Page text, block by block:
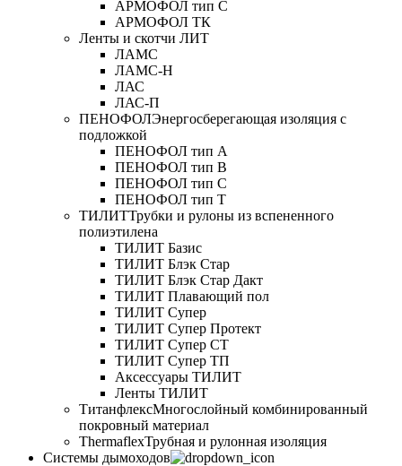
АРМОФОЛ тип C
АРМОФОЛ ТК
Ленты и скотчи ЛИТ
ЛАМС
ЛАМС-Н
ЛАС
ЛАС-П
ПЕНОФОЛЭнергосберегающая изоляция с
подложкой
ПЕНОФОЛ тип А
ПЕНОФОЛ тип B
ПЕНОФОЛ тип C
ПЕНОФОЛ тип T
ТИЛИТТрубки и рулоны из вспененного
полиэтилена
ТИЛИТ Базис
ТИЛИТ Блэк Стар
ТИЛИТ Блэк Стар Дакт
ТИЛИТ Плавающий пол
ТИЛИТ Супер
ТИЛИТ Супер Протект
ТИЛИТ Супер СТ
ТИЛИТ Супер ТП
Аксессуары ТИЛИТ
Ленты ТИЛИТ
ТитанфлексМногослойный комбинированный
покровный материал
ThermaflexТрубная и рулонная изоляция
Cистемы дымоходов